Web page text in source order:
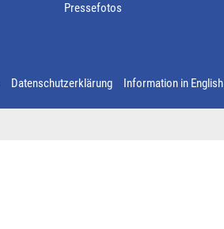
Pressefotos
Datenschutzerklärung Information in English